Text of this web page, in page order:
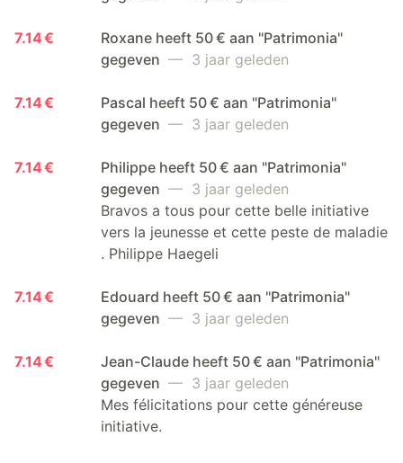
7.14 €
Roxane heeft 50 € aan "Patrimonia"
gegeven — 3 jaar geleden
7.14 €
Pascal heeft 50 € aan "Patrimonia"
gegeven — 3 jaar geleden
7.14 €
Philippe heeft 50 € aan "Patrimonia"
gegeven — 3 jaar geleden
Bravos a tous pour cette belle initiative
vers la jeunesse et cette peste de maladie
. Philippe Haegeli
7.14 €
Edouard heeft 50 € aan "Patrimonia"
gegeven — 3 jaar geleden
7.14 €
Jean-Claude heeft 50 € aan "Patrimonia"
gegeven — 3 jaar geleden
Mes félicitations pour cette généreuse
initiative.